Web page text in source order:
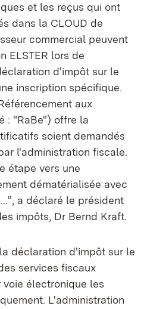
et les reçus qui ont
dans la CLOUD de
commercial peuvent
ELSTER lors de
d'impôt sur le
inscription spécifique.
aux
: "RaBe") offre la
soient demandés
l'administration fiscale.
étape vers une
dématérialisée avec
a déclaré le président
impôts, Dr Bernd Kraft.
déclaration d'impôt sur le
services fiscaux
électronique les
L'administration